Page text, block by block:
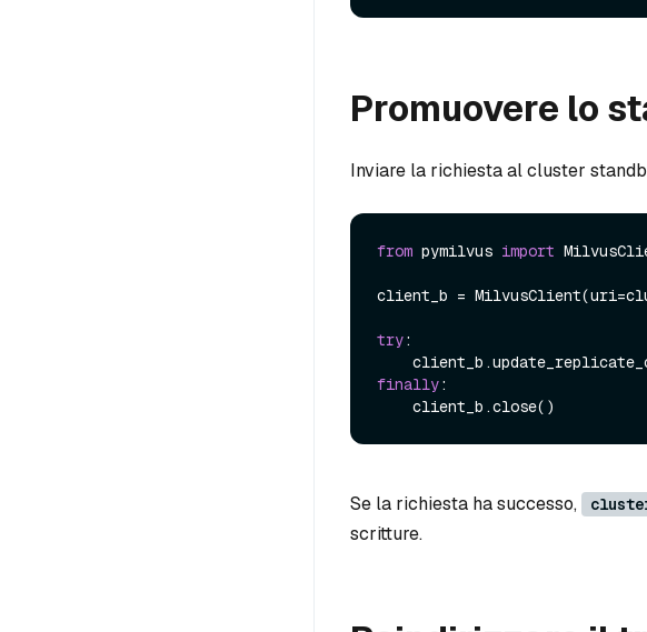
Promuovere lo
Inviare la richiesta al cluster
from pymilvus import
client_b =
try:
finally:
Se la richiesta ha successo,
scritture.